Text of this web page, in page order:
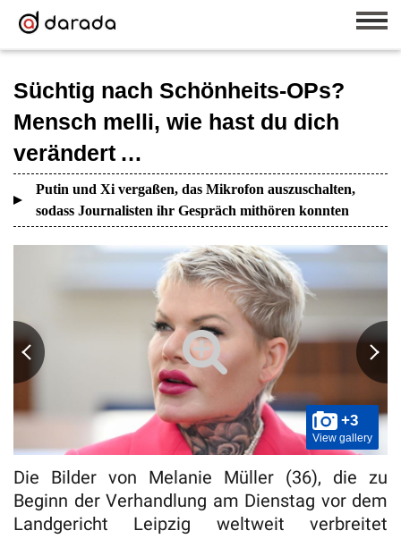
Süchtig nach Schönheits-OPs?
Mensch melli, wie hast du dich
verändert …
Putin und Xi vergaßen, das Mikrofon auszuschalten,
sodass Journalisten ihr Gespräch mithören konnten
+3
View gallery
Die Bilder von Melanie Müller (36), die zu
Beginn der Verhandlung am Dienstag vor dem
Landgericht Leipzig weltweit verbreitet